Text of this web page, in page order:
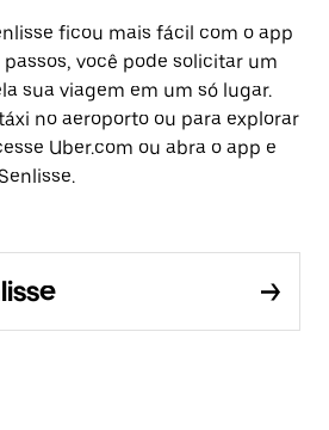
ficou mais fácil com o app
passos, você pode solicitar um
sua viagem em um só lugar.
no aeroporto ou para explorar
Uber.com ou abra o app e